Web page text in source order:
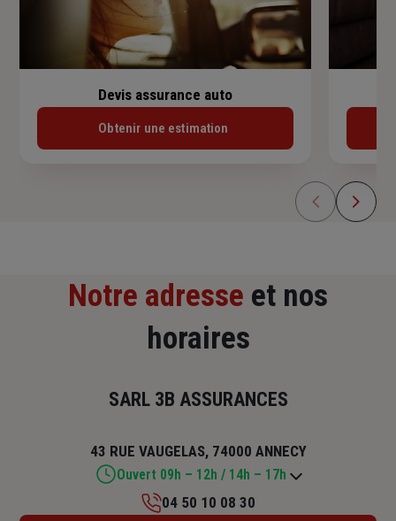
Devis assurance auto
Obtenir une estimation
Notre adresse et nos
horaires
SARL 3B ASSURANCES
43 RUE VAUGELAS, 74000 ANNECY
Ouvert 09h – 12h / 14h – 17h
04 50 10 08 30